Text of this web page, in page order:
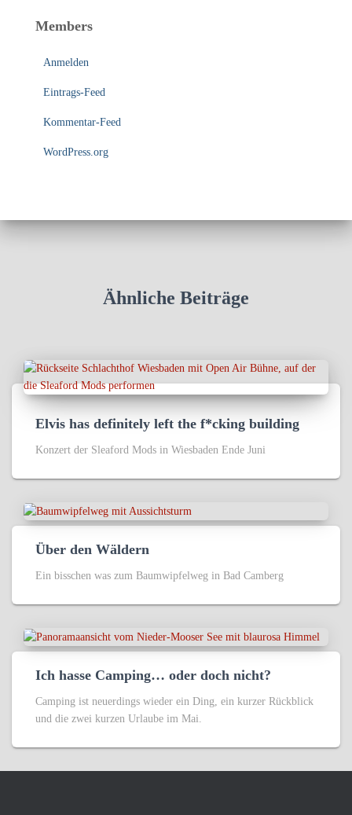
Members
Anmelden
Eintrags-Feed
Kommentar-Feed
WordPress.org
Ähnliche Beiträge
Elvis has definitely left the f*cking building
Konzert der Sleaford Mods in Wiesbaden Ende Juni
Über den Wäldern
Ein bisschen was zum Baumwipfelweg in Bad Camberg
Ich hasse Camping… oder doch nicht?
Camping ist neuerdings wieder ein Ding, ein kurzer Rückblick
und die zwei kurzen Urlaube im Mai.